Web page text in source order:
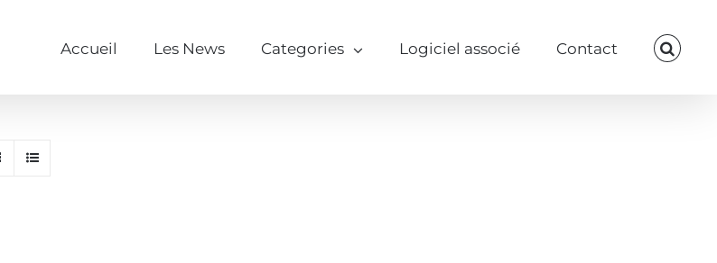
Accueil Les News Categories Logiciel associé Contact